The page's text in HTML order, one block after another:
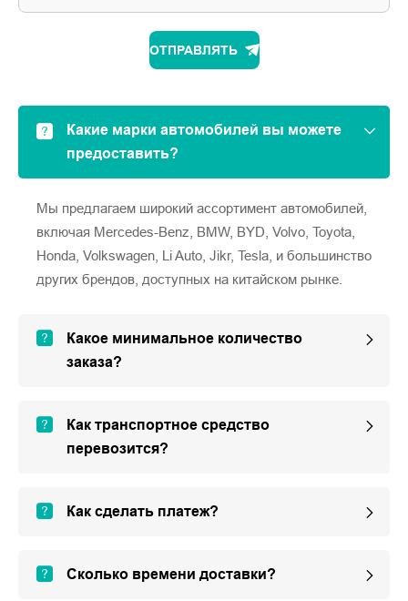
ОТПРАВЛЯТЬ
Какие марки автомобилей вы можете
предоставить?
Мы предлагаем широкий ассортимент автомобилей,
включая Mercedes-Benz, BMW, BYD, Volvo, Toyota,
Honda, Volkswagen, Li Auto, Jikr, Tesla, и большинство
других брендов, доступных на китайском рынке.
Какое минимальное количество
заказа?
Как транспортное средство
перевозится?
Как сделать платеж?
Сколько времени доставки?